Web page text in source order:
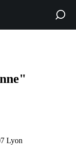
Lyon